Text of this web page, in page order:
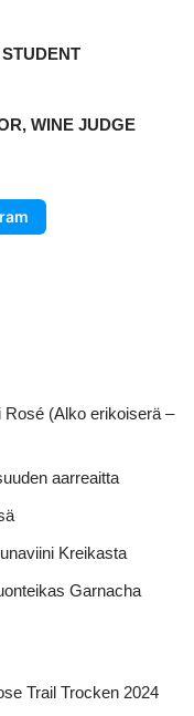
WINE JUDGE
(Alko erikoiserä –
aarreaitta
Kreikasta
Garnacha
Trail Trocken 2024